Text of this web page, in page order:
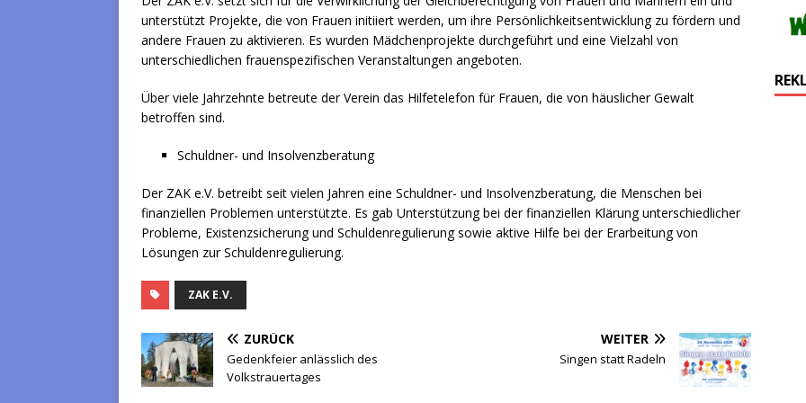
unterstützt Projekte, die von Frauen initiiert werden, um ihre Persönlichkeitsentwicklung zu fördern und
andere Frauen zu aktivieren. Es wurden Mädchenprojekte durchgeführt und eine Vielzahl von
unterschiedlichen frauenspezifischen Veranstaltungen angeboten.
Über viele Jahrzehnte betreute der Verein das Hilfetelefon für Frauen, die von häuslicher Gewalt
betroffen sind.
Schuldner- und Insolvenzberatung
Der ZAK e.V. betreibt seit vielen Jahren eine Schuldner- und Insolvenzberatung, die Menschen bei
finanziellen Problemen unterstützte. Es gab Unterstützung bei der finanziellen Klärung unterschiedlicher
Probleme, Existenzsicherung und Schuldenregulierung sowie aktive Hilfe bei der Erarbeitung von
Lösungen zur Schuldenregulierung.
ZAK E.V.
ZURÜCK
Gedenkfeier anlässlich des
Volkstrauertages
WEITER
Singen statt Radeln